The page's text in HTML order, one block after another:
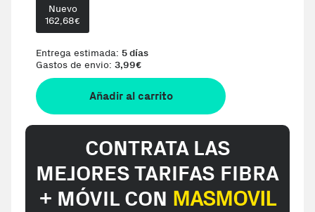
Nuevo
162,68€
Entrega estimada: 5 días
Gastos de envio: 3,99€
Añadir al carrito
CONTRATA LAS
MEJORES TARIFAS FIBRA
+ MÓVIL CON MASMOVIL